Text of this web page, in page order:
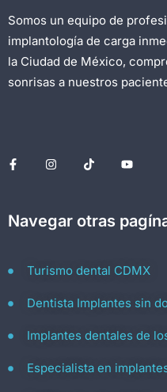
Somos un equipo de
implantología de carga
la Ciudad de México,
sonrisas a nuestros
Navegar otras
Turismo dental CDMX
Dentista Implantes sin
Implantes dentales de
Especialista en